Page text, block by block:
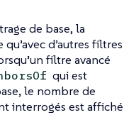
de base, la
d’autres filtres
filtre avancé
qui est
le nombre de
interrogés est affiché